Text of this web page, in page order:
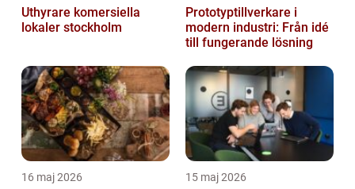
Uthyrare komersiella
lokaler stockholm
Prototyptillverkare i
modern industri: Från idé
till fungerande lösning
16 maj 2026 15 maj 2026